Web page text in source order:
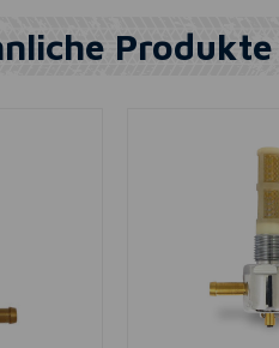
Produkte